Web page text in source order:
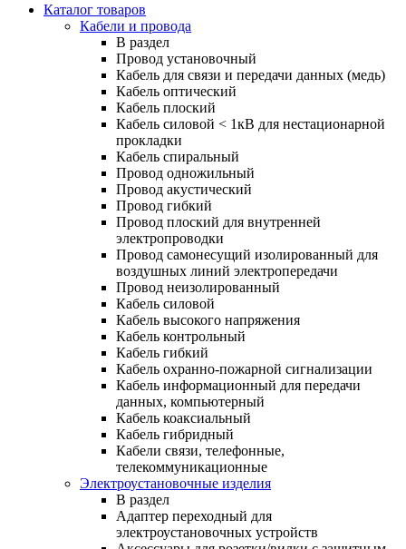
Каталог товаров
Кабели и провода
В раздел
Провод установочный
Кабель для связи и передачи данных (медь)
Кабель оптический
Кабель плоский
Кабель силовой < 1кВ для нестационарной
прокладки
Кабель спиральный
Провод одножильный
Провод акустический
Провод гибкий
Провод плоский для внутренней
электропроводки
Провод самонесущий изолированный для
воздушных линий электропередачи
Провод неизолированный
Кабель силовой
Кабель высокого напряжения
Кабель контрольный
Кабель гибкий
Кабель охранно-пожарной сигнализации
Кабель информационный для передачи
данных, компьютерный
Кабель коаксиальный
Кабель гибридный
Кабели связи, телефонные,
телекоммуникационные
Электроустановочные изделия
В раздел
Адаптер переходный для
электроустановочных устройств